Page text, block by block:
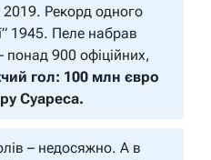
Рекорд одного
1945. Пеле набрав
900 офіційних,
гол: 100 млн євро
Суареса.
– недосяжно. А в